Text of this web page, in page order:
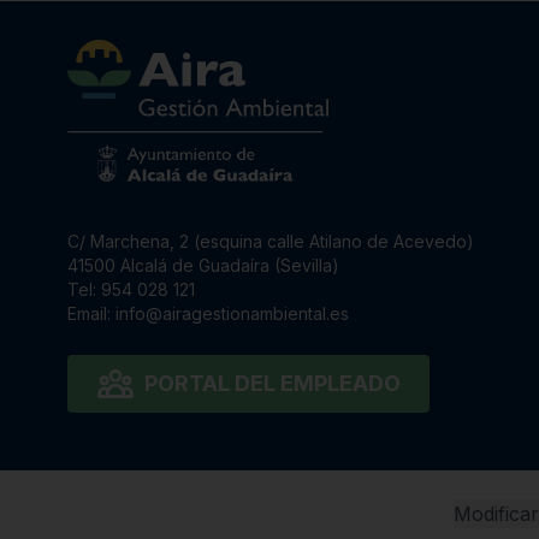
C/ Marchena, 2 (esquina calle Atilano de Acevedo)
41500 Alcalá de Guadaíra (Sevilla)
Tel: 954 028 121
Email: info@airagestionambiental.es
PORTAL DEL EMPLEADO